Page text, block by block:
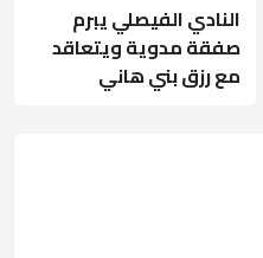
النادي الفيصلي يبرم
صفقة مدوية ويتعاقد
مع رزق بني هاني